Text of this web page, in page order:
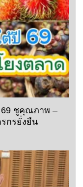
69 ชูคุณภาพ –
กรยั่งยืน